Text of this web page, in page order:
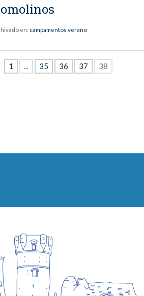
en: campamentos verano
1 ... 35 36 37 38